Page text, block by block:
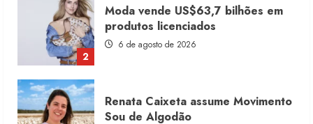
2
Moda vende US$63,7 bilhões em
produtos licenciados
6 de agosto de 2026
Renata Caixeta assume Movimento
Sou de Algodão